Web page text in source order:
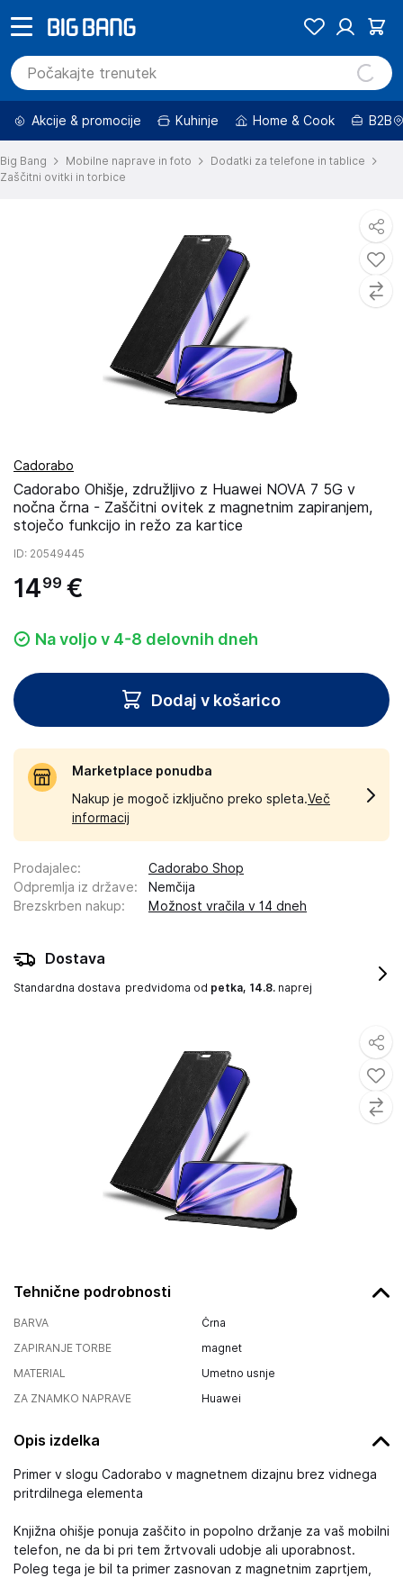
Akcije & promocije Kuhinje Home & Cook B2B
Big Bang Mobilne naprave in foto
Dodatki za telefone in tablice
Zaščitni ovitki in torbice
Tehnične podrobnosti
BARVA
Črna
ZAPIRANJE TORBE
magnet
MATERIAL
Umetno usnje
ZA ZNAMKO NAPRAVE
Huawei
Opis izdelka
Primer v slogu Cadorabo v magnetnem dizajnu brez vidnega
pritrdilnega elementa
Knjižna ohišje ponuja zaščito in popolno držanje za vaš mobilni
telefon, ne da bi pri tem žrtvovali udobje ali uporabnost.
Poleg tega je bil ta primer zasnovan z magnetnim zaprtjem,
Cadorabo
Cadorabo Ohišje, združljivo z Huawei NOVA 7 5G v
nočna črna - Zaščitni ovitek z magnetnim zapiranjem,
stoječo funkcijo in režo za kartice
ID: 20549445
1499 €
Na voljo v 4-8 delovnih dneh
Dodaj v košarico
Marketplace ponudba
Nakup je mogoč izključno preko spleta.Več
informacij
Prodajalec:
Cadorabo Shop
Odpremlja iz države:
Nemčija
Brezskrben nakup: Možnost vračila v 14 dneh
Dostava
Standardna dostava predvidoma od petka, 14.8. naprej